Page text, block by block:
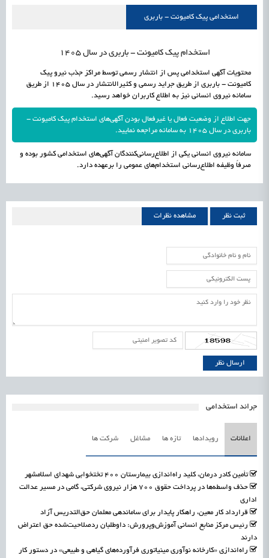
اشتغال و کارآفرینی رسیدن مجوز ایجاد «سندباکس» به نهادهای توسعه‌ای و صنفیاستخدامی پیک کامیونت - باربری
استخدام پیک کامیونت - باربری در سال 1405
محتویات آگهی استخدامی پس از انتشار رسمی توسط مراکز جذب نیرو پیک
کامیونت - باربری از طریق جراید رسمی و کثیرالانتشار در سال 1405 از طریق
سامانه نیروی انسانی نیز به اطلاع کاربران خواهد رسید.
جهت اطلاع از وضعیت فعال یا غیرفعال بودن آگهی‌های استخدام پیک کامیونت -
باربری در سال 1405 به سامانه مراجعه نمایید.
سامانه نیروی انسانی یکی از اطلاع‌رسانی‌کنندگان آگهی‌های استخدامی کشور بوده و
صرفاً وظیفه اطلاع‌رسانی استخدام‌های عمومی را برعهده دارد.
ثبت نظر مشاهده نظرات
جرائد استخدامی
اعلانات رویدادها تازه ها مشاغل شرکت ها
تأمین کادر درمان، کلید راه‌اندازی بیمارستان ۴۰۰ تختخوابی شهدای اسلامشهر
حذف واسطه‌ها در پرداخت حقوق ۷۰۰ هزار نیروی شرکتی، گامی در مسیر عدالت
اداری
قرارداد کار معین، راهکار پایدار برای ساماندهی معلمان حق‌التدریس آزاد
رئیس مرکز منابع انسانی آموزش‌وپرورش: داوطلبان ردصلاحیت‌شده حق اعتراض
دارند
راه‌اندازی «کارخانه نوآوری مینیاتوری فرآورده‌های گیاهی و طبیعی» در دستور کار